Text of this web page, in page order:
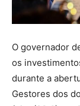
O governador
os
durante a
Gestores dos